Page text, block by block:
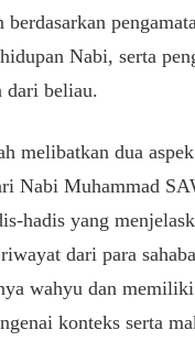
Nabi, serta
dari beliau.
melibatkan dua
Nabi Muhammad
hadis yang
dari para
wahyu dan
konteks serta